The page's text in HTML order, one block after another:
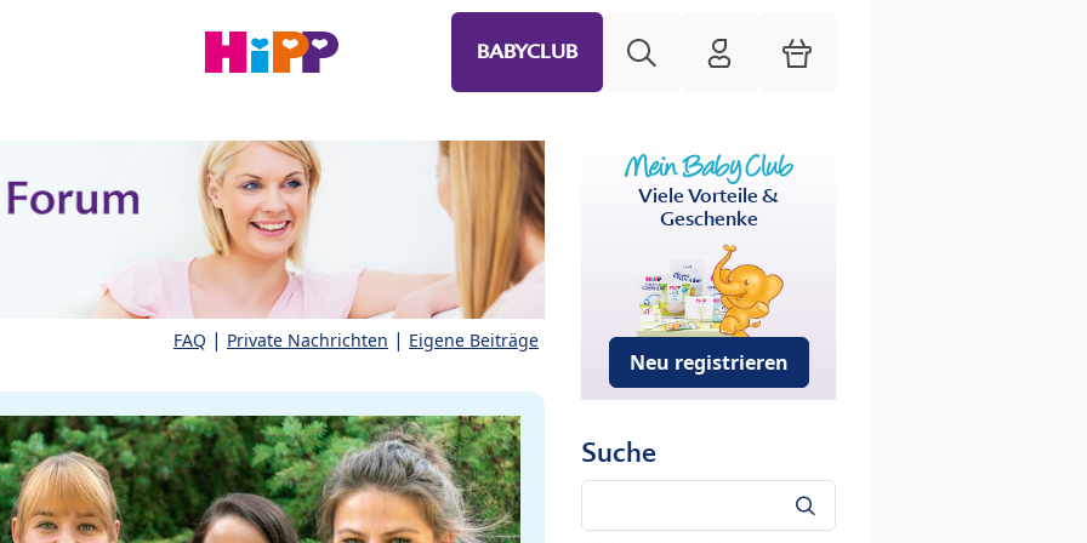
BABYCLUB HiPP Mein Babyclub
Warenkorb
FAQ | Private Nachrichten | Eigene Beiträge
Viele Vorteile &
Geschenke
Neu registrieren
Suche